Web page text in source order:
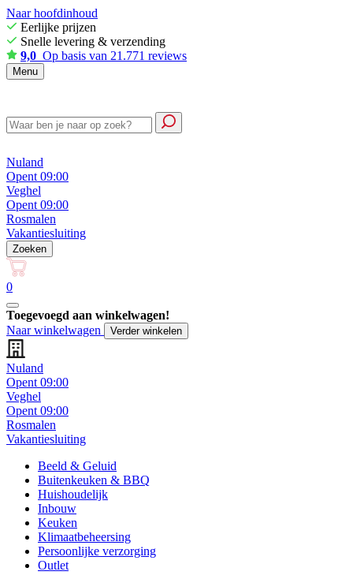
Naar hoofdinhoud
Eerlijke prijzen
Snelle levering & verzending
9,0 Op basis van 21.771 reviews
Menu
Nuland
Opent 09:00
Veghel
Opent 09:00
Rosmalen
Vakantiesluiting
Zoeken
0
Toegevoegd aan winkelwagen!
Naar winkelwagen
Verder winkelen
Nuland
Opent 09:00
Veghel
Opent 09:00
Rosmalen
Vakantiesluiting
Beeld & Geluid
Buitenkeuken & BBQ
Huishoudelijk
Inbouw
Keuken
Klimaatbeheersing
Persoonlijke verzorging
Outlet